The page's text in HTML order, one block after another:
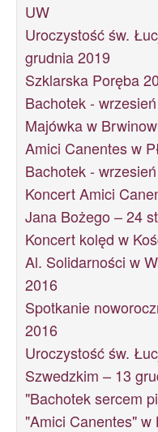
UW
Uroczystość św.
grudnia 2019
Szklarska Poręba
Bachotek -
Majówka w
Amici Canentes w
Bachotek -
Koncert Amici
Jana Bożego – 24
Koncert kolęd w
Al. Solidarności w
2016
Spotkanie
2016
Uroczystość św.
Szwedzkim – 13
"Bachotek sercem
"Amici Canentes" w